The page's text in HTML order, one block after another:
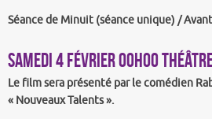
Séance de Minuit (séance unique) /
SAMEDI 4 FÉVRIER 00h00
Le film sera présenté par le comédien
« Nouveaux Talents ».